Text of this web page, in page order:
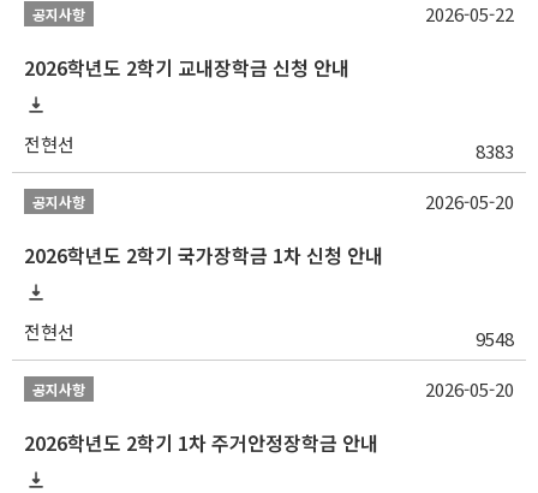
공지사항
2026학년도 2학기 교내장학금 신청 안내
전현선 8383
2026-05-22
공지사항
2026학년도 2학기 국가장학금 1차 신청 안내
전현선 9548
2026-05-20
공지사항
2026학년도 2학기 1차 주거안정장학금 안내
2026-05-20